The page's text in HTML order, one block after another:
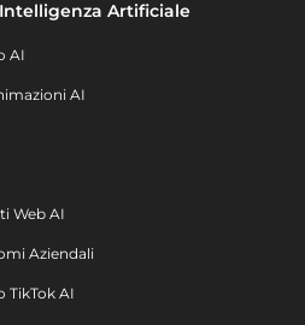
Artificiale
AI
AI
Web AI
Aziendali
TikTok AI